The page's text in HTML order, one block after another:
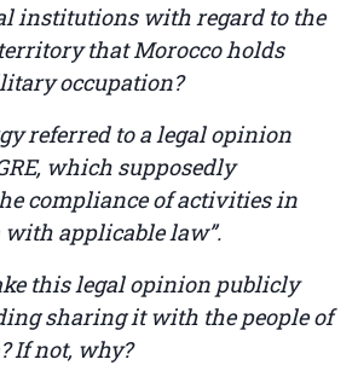
institutions with regard to the
that Morocco holds
occupation?
referred to a legal opinion
which supposedly
compliance of activities in
with applicable law”.
this legal opinion publicly
sharing it with the people of
If not, why?